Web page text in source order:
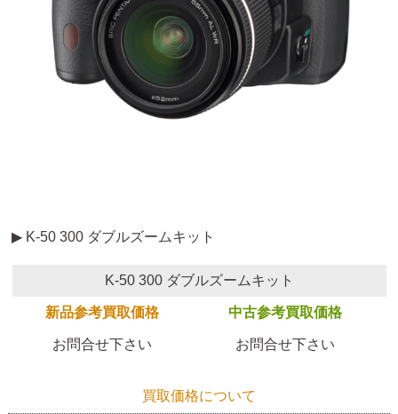
▶ K-50 300 ダブルズームキット
K-50 300 ダブルズームキット
新品参考買取価格 中古参考買取価格
お問合せ下さい お問合せ下さい
買取価格について